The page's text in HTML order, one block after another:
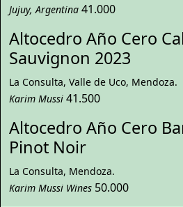
Jujuy, Argentina 41.000
Altocedro Año Cero
Sauvignon 2023
La Consulta, Valle de Uco, Mendoza.
Karim Mussi 41.500
Altocedro Año Cero
Pinot Noir
La Consulta, Mendoza.
Karim Mussi Wines 50.000